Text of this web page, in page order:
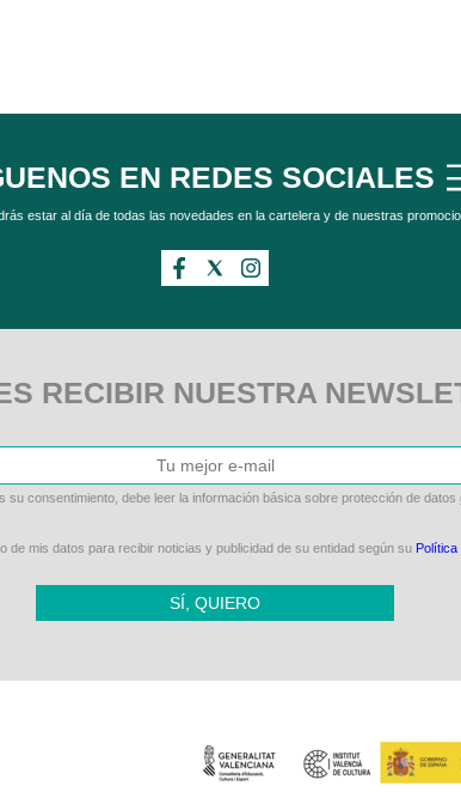
EN REDES SOCIALES
estar al día de todas las novedades en la cartelera y de nuestras
RECIBIR NUESTRA
su consentimiento, debe leer la información básica sobre protección de datos
de mis datos para recibir noticias y publicidad de su entidad según su
SÍ, QUIERO